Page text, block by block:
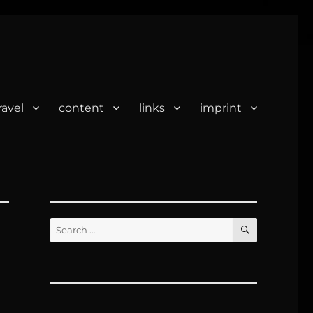
content links imprint
Search
for:
SEARCH